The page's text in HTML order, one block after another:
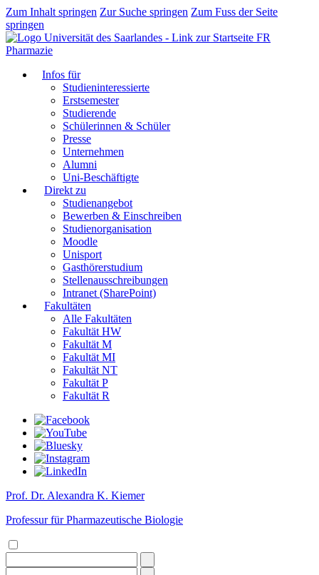
Zum Inhalt springen Zur Suche springen Zum Fuss der Seite
springen
FR
Pharmazie
Infos für
Studieninteressierte
Erstsemester
Studierende
Schülerinnen & Schüler
Presse
Unternehmen
Alumni
Uni-Beschäftigte
Direkt zu
Studienangebot
Bewerben & Einschreiben
Studienorganisation
Moodle
Unisport
Gasthörerstudium
Stellenausschreibungen
Intranet (SharePoint)
Fakultäten
Alle Fakultäten
Fakultät HW
Fakultät M
Fakultät MI
Fakultät NT
Fakultät P
Fakultät R
Prof. Dr. Alexandra K. Kiemer
Professur für Pharmazeutische Biologie